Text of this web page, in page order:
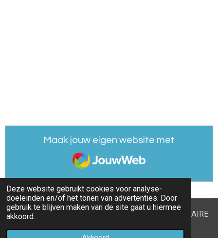
Deze website gebruikt cookies voor analyse-
doeleinden en/of het tonen van advertenties. Door
gebruik te blijven maken van de site gaat u hiermee
akkoord.
Maak jouw eigen website met
JouwWeb
© 2020 - 2026 ECONOMIE CIRCULAIRE DU SAVOIR-FAIRE